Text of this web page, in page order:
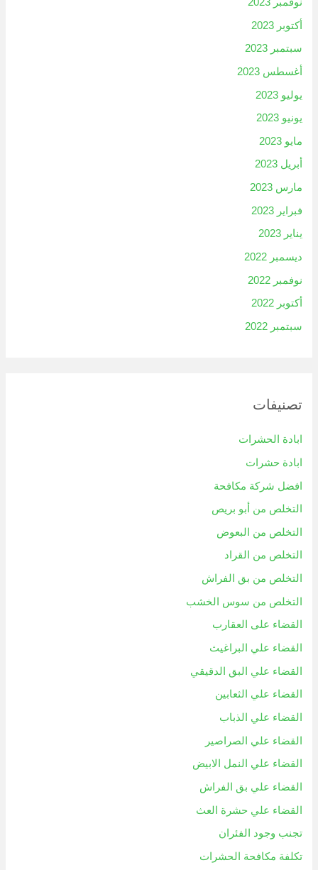
أكتوبر 2023
سبتمبر 2023
أغسطس 2023
يوليو 2023
يونيو 2023
مايو 2023
أبريل 2023
مارس 2023
فبراير 2023
يناير 2023
ديسمبر 2022
نوفمبر 2022
أكتوبر 2022
سبتمبر 2022
تصنيفات
ابادة الحشرات
ابادة حشرات
افضل شركة مكافحة
التخلص من أبو بريص
التخلص من البعوض
التخلص من القراد
التخلص من بق الفراش
التخلص من سوس الخشب
القضاء على العقارب
القضاء علي البراغيث
القضاء علي البق الدقيقي
القضاء علي الثعابين
القضاء علي الذباب
القضاء علي الصراصير
القضاء علي النمل الابيض
القضاء علي بق الفراش
القضاء علي حشرة العث
تجنب وجود الفئران
تكلفة مكافحة الحشرات